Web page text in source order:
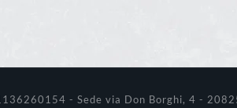
- Sede via Don Borghi, 4 -